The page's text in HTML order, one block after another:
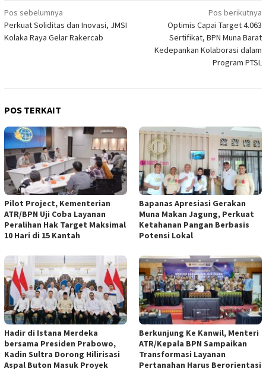
Navigasi
pos
Pos sebelumnya
Perkuat Soliditas dan Inovasi, JMSI
Kolaka Raya Gelar Rakercab
Pos berikutnya
Optimis Capai Target 4.063
Sertifikat, BPN Muna Barat
Kedepankan Kolaborasi dalam
Program PTSL
POS TERKAIT
Pilot Project, Kementerian
ATR/BPN Uji Coba Layanan
Peralihan Hak Target Maksimal
10 Hari di 15 Kantah
Bapanas Apresiasi Gerakan
Muna Makan Jagung, Perkuat
Ketahanan Pangan Berbasis
Potensi Lokal
Hadir di Istana Merdeka
bersama Presiden Prabowo,
Kadin Sultra Dorong Hilirisasi
Aspal Buton Masuk Proyek
Berkunjung Ke Kanwil, Menteri
ATR/Kepala BPN Sampaikan
Transformasi Layanan
Pertanahan Harus Berorientasi